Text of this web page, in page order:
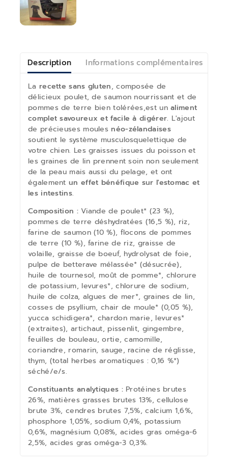
Description Informations complémentaires
La recette sans gluten, composée de
délicieux poulet, de saumon nourrissant et de
pommes de terre bien tolérées,est unaliment
complet savoureux et facile à digérer. L'ajout
de précieuses moules néo-zélandaises
soutient le système musculosquelettique de
votre chien. Les graisses issues du poisson et
les graines de lin prennent soin non seulement
de la peau mais aussi du pelage, et ont
égalementun effet bénéfique sur l'estomac et
les intestins.
Composition :Viande de poulet* (23 %),
pommes de terre déshydratées (16,5 %), riz,
farine de saumon (10 %), flocons de pommes
de terre (10 %), farine de riz, graisse de
volaille, graisse de boeuf, hydrolysat de foie,
pulpe de betterave mélassée* (désucrée),
huile de tournesol, moût de pomme*, chlorure
de potassium, levures*, chlorure de sodium,
huile de colza, algues de mer*, graines de lin,
cosses de psyllium, chair de moule* (0,05 %),
yucca schidigera*, chardon marie, levures*
(extraites), artichaut, pissenlit, gingembre,
feuilles de bouleau, ortie, camomille,
coriandre, romarin, sauge, racine de réglisse,
thym, (total herbes aromatiques : 0,16 %*)
séché/e/s.
Constituants analytiques : Protéines brutes
26%, matières grasses brutes 13%, cellulose
brute 3%, cendres brutes 7,5%, calcium 1,6%,
phosphore 1,05%, sodium 0,4%, potassium
0,6%, magnésium 0,08%, acides gras oméga-6
2,5%, acides gras oméga-3 0,3%.